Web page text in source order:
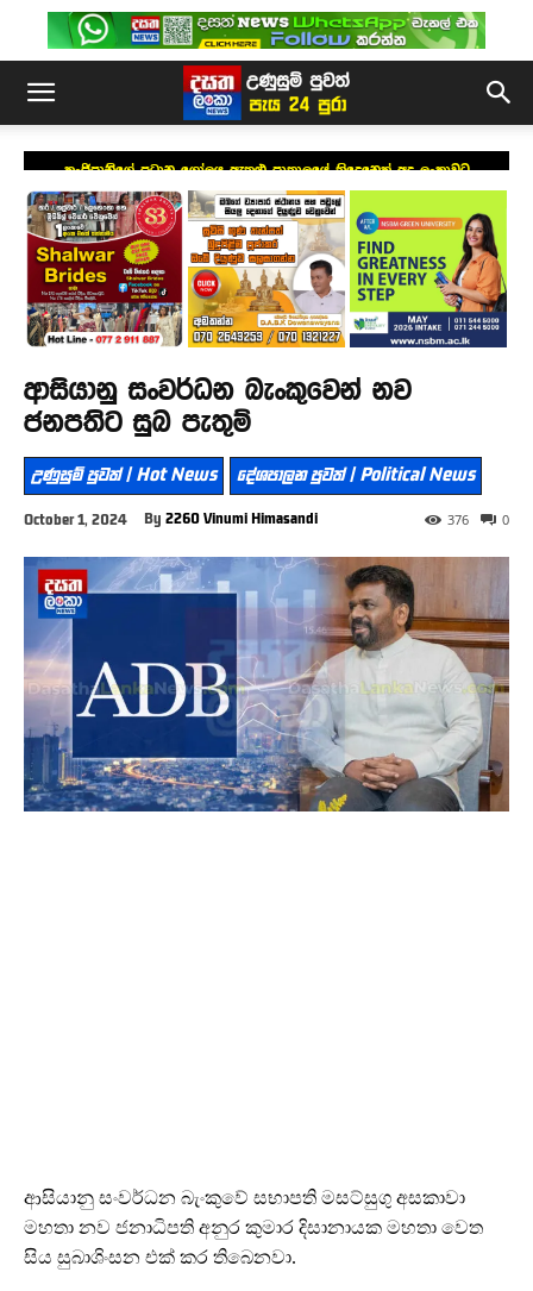
කංජිපානිගේ ප්‍රධාන ගෝලය ඇතුළු පාතාලයේ තිදෙනෙක් අද ලංකාවට
ආසියානු සංවර්ධන බැංකුවෙන් නව
ජනපතිට සුබ පැතුම්
උණුසුම් පුවත් | Hot News දේශපාලන පුවත් | Political News
October 1, 2024 By 2260 Vinumi Himasandi 0
376
ආසියානු සංවර්ධන බැංකුවේ සභාපති මසට්සුගු අසකාවා
මහතා නව ජනාධිපති අනුර කුමාර දිසානායක මහතා වෙත
සිය සුබාශිංසන එක් කර තිබෙනවා.